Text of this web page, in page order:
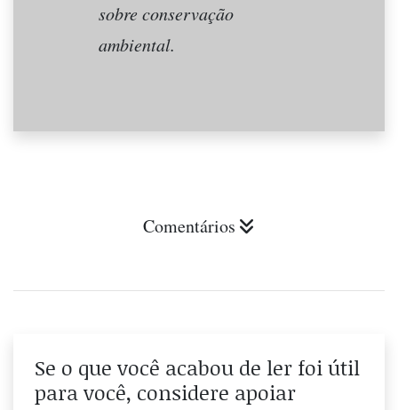
sobre conservação
ambiental.
Comentários
Se o que você acabou de ler foi útil
para você, considere apoiar